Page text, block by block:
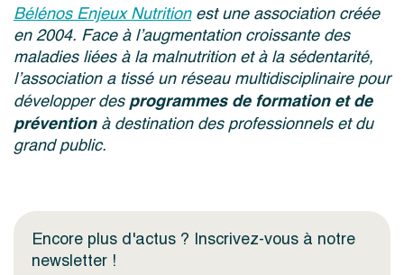
Bélénos Enjeux Nutritionest une association créée
en 2004. Face à l’augmentation croissante des
maladies liées à la malnutrition et à la sédentarité,
l’association a tissé un réseau multidisciplinaire pour
développer desprogrammes de formation et de
préventionà destination des professionnels et du
grand public.
Encore plus d'actus ? Inscrivez-vous à notre
newsletter !